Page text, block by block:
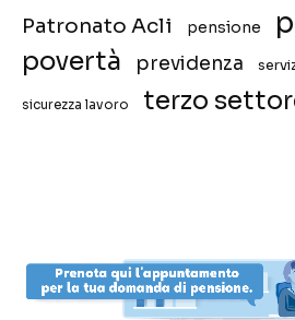
Patronato Acli pensione
povertà previdenza
sicurezza lavoro terzo